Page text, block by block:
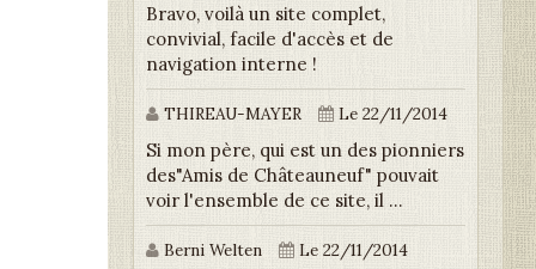
Bravo, voilà un site complet,
convivial, facile d'accès et de
navigation interne !
THIREAU-MAYER Le 22/11/2014
Si mon père, qui est un des pionniers
des"Amis de Châteauneuf" pouvait
voir l'ensemble de ce site, il ...
Berni Welten Le 22/11/2014